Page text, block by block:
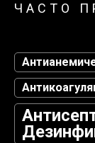
ЧАСТО